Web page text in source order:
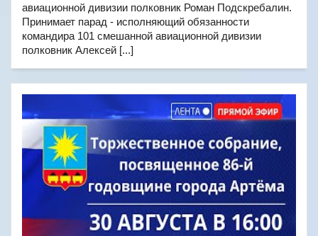
авиационной дивизии полковник Роман Подскребалин.
Принимает парад - исполняющий обязанности
командира 101 смешанной авиационной дивизии
полковник Алексей [...]